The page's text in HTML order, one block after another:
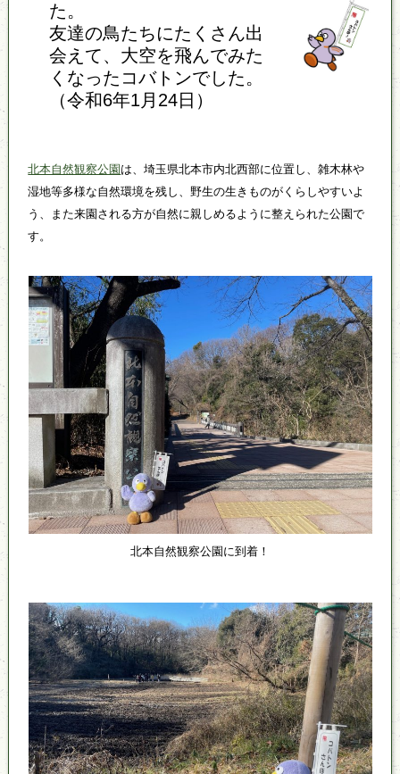
た。
友達の鳥たちにたくさん出
会えて、大空を飛んでみた
くなったコバトンでした。
（令和6年1月24日）
北本自然観察公園 は、埼玉県北本市内北西部に位置し、雑木林や
湿地等多様な自然環境を残し、野生の生きものがくらしやすいよ
う、また来園される方が自然に親しめるように整えられた公園で
す。
北本自然観察公園に到着！